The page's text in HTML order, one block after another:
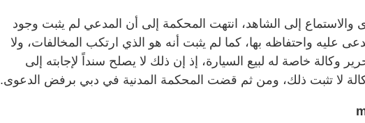
والاستماع إلى الشاهد، انتهت المحكمة إلى أن المدعي لم يثبت وجود
عليه واحتفاظه بها، كما لم يثبت أنه هو الذي ارتكب المخالفات، ولا
وكالة خاصة له لبيع السيارة، إذ إن ذلك لا يصلح سنداً لإجابته إلى
لا تثبت ذلك، ومن ثم قضت المحكمة المدنية في دبي برفض الدعوى.